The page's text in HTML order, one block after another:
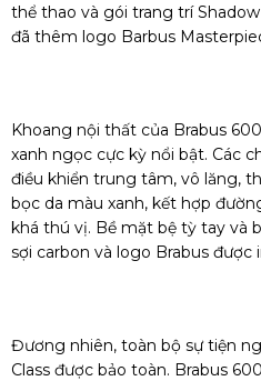
thể thao và gói trang trí
đã thêm logo Barbus
Khoang nội thất của Brabus
xanh ngọc cực kỳ nổi bật. Các
điều khiển trung tâm, vô lăng,
bọc da màu xanh, kết hợp
khá thú vị. Bề mặt bệ tỳ tay và
sợi carbon và logo Brabus được
Đương nhiên, toàn bộ sự tiện
Class được bảo toàn. Brabus